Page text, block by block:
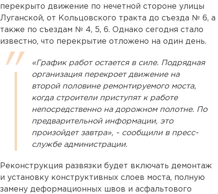
перекрыто движение по нечетной стороне улицы
Луганской, от Кольцовского тракта до съезда № 6, а
также по съездам № 4, 5, 6. Однако сегодня стало
известно, что перекрытие отложено на один день.
«График работ остается в силе. Подрядная
организация перекроет движение на
второй половине ремонтируемого моста,
когда строители приступят к работе
непосредственно на дорожном полотне. По
предварительной информации, это
произойдет завтра», - сообщили в пресс-
службе администрации.
Реконструкция развязки будет включать демонтаж
и установку конструктивных слоев моста, полную
замену деформационных швов и асфальтового